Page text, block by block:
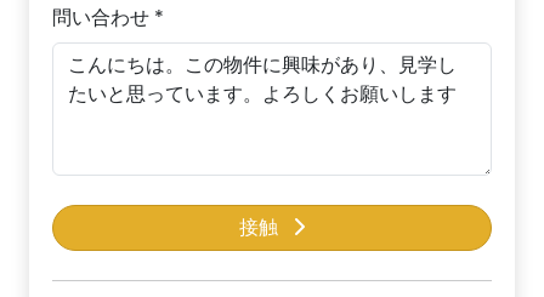
問い合わせ *
接触